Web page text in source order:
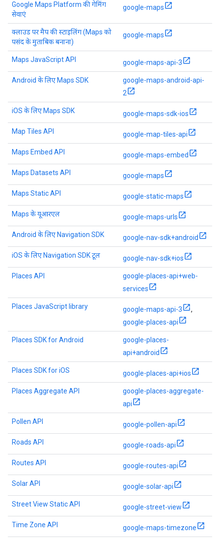
Google Maps Platform की गेमिंग
सेवाएं
google-maps
क्लाउड पर मैप की स्टाइलिंग (Maps को
पसंद के मुताबिक बनाना)
google-maps
Maps JavaScript API google-maps-api-3
Android के लिए Maps SDK
google-maps-android-api-
2
iOS के लिए Maps SDK google-maps-sdk-ios
Map Tiles API google-map-tiles-api
Maps Embed API google-maps-embed
Maps Datasets API google-maps
Maps Static API google-static-maps
Maps के यूआरएल google-maps-urls
Android के लिए Navigation SDK google-nav-sdk+android
iOS के लिए Navigation SDK टूल google-nav-sdk+ios
Places API
google-places-api+web-
services
Places JavaScript library google-maps-api-3
,
google-places-api
Places SDK for Android
google-places-
api+android
Places SDK for iOS google-places-api+ios
Places Aggregate API
google-places-aggregate-
api
Pollen API google-pollen-api
Roads API google-roads-api
Routes API google-routes-api
Solar API google-solar-api
Street View Static API google-street-view
Time Zone API google-maps-timezone